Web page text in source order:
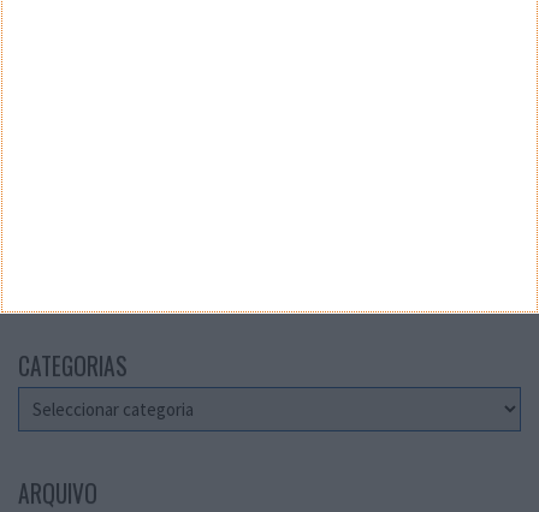
CATEGORIAS
Categorias
ARQUIVO